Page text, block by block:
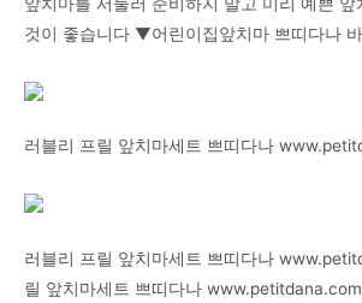
것이 좋습니다 ▼어린이집앞치마 쁘띠다나
러블리 프릴 앞치마세트 쁘띠다나
러블리 프릴 앞치마세트 쁘띠다나
릴 앞치마세트 쁘띠다나 www.petitdana.com